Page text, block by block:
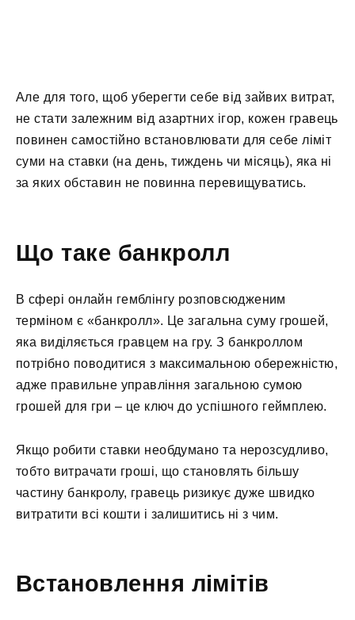
Але для того, щоб уберегти себе від зайвих витрат,
не стати залежним від азартних ігор, кожен гравець
повинен самостійно встановлювати для себе ліміт
суми на ставки (на день, тиждень чи місяць), яка ні
за яких обставин не повинна перевищуватись.
Що таке банкролл
В сфері онлайн гемблінгу розповсюдженим
терміном є «банкролл». Це загальна суму грошей,
яка виділяється гравцем на гру. З банкроллом
потрібно поводитися з максимальною обережністю,
адже правильне управління загальною сумою
грошей для гри – це ключ до успішного геймплею.
Якщо робити ставки необдумано та нерозсудливо,
тобто витрачати гроші, що становлять більшу
частину банкролу, гравець ризикує дуже швидко
витратити всі кошти і залишитись ні з чим.
Встановлення лімітів